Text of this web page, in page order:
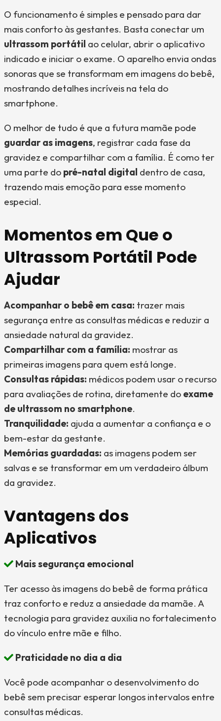
O funcionamento é simples e pensado para dar
mais conforto às gestantes. Basta conectar um
ultrassom portátil ao celular, abrir o aplicativo
indicado e iniciar o exame. O aparelho envia ondas
sonoras que se transformam em imagens do bebê,
mostrando detalhes incríveis na tela do
smartphone.
O melhor de tudo é que a futura mamãe pode
guardar as imagens, registrar cada fase da
gravidez e compartilhar com a família. É como ter
uma parte do pré-natal digital dentro de casa,
trazendo mais emoção para esse momento
especial.
Momentos em Que o
Ultrassom Portátil Pode
Ajudar
Acompanhar o bebê em casa: trazer mais
segurança entre as consultas médicas e reduzir a
ansiedade natural da gravidez.
Compartilhar com a família: mostrar as
primeiras imagens para quem está longe.
Consultas rápidas: médicos podem usar o recurso
para avaliações de rotina, diretamente do exame
de ultrassom no smartphone.
Tranquilidade: ajuda a aumentar a confiança e o
bem-estar da gestante.
Memórias guardadas: as imagens podem ser
salvas e se transformar em um verdadeiro álbum
da gravidez.
Vantagens dos
Aplicativos
Mais segurança emocional
Ter acesso às imagens do bebê de forma prática
traz conforto e reduz a ansiedade da mamãe. A
tecnologia para gravidez auxilia no fortalecimento
do vínculo entre mãe e filho.
Praticidade no dia a dia
Você pode acompanhar o desenvolvimento do
bebê sem precisar esperar longos intervalos entre
consultas médicas.